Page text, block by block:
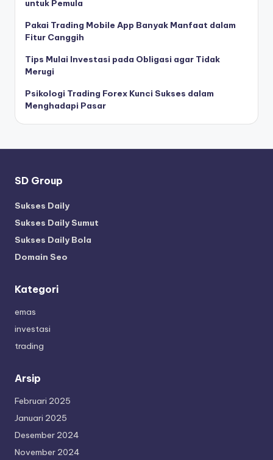
untuk Pemula
Pakai Trading Mobile App Banyak Manfaat dalam
Fitur Canggih
Tips Mulai Investasi pada Obligasi agar Tidak
Merugi
Psikologi Trading Forex Kunci Sukses dalam
Menghadapi Pasar
SD Group
Sukses Daily
Sukses Daily Sumut
Sukses Daily Bola
Domain Seo
Kategori
emas
investasi
trading
Arsip
Februari 2025
Januari 2025
Desember 2024
November 2024